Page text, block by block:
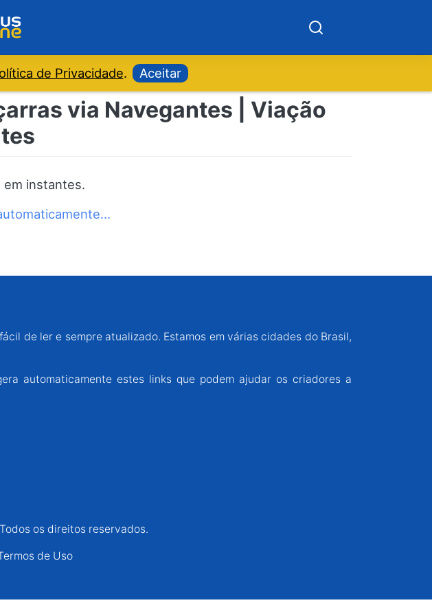
de Privacidade. Aceitar
via Navegantes | Viação
em instantes.
de ler e sempre atualizado. Estamos em várias cidades do Brasil,
automaticamente estes links que podem ajudar os criadores a
os direitos reservados.
de Uso